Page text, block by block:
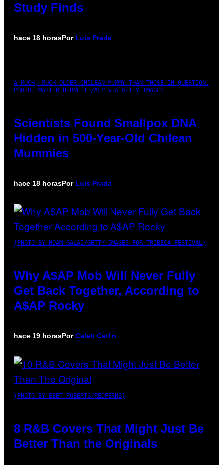
Study Finds
hace 18 horasPor Luis Prada
A MUCH, MUCH OLDER CHILEAN MUMMY THAN THOSE IN QUESTION.
PHOTO: MARTIN BERNETTI/AFP VIA GETTY IMAGES
Scientists Found Smallpox DNA
Hidden in 500-Year-Old Chilean
Mummies
hace 18 horasPor Luis Prada
(PHOTO BY NOAM GALAI/GETTY IMAGES FOR TRIBECA FESTIVAL)
Why A$AP Mob Will Never Fully
Get Back Together, According to
A$AP Rocky
hace 19 horasPorCaleb Catlin
(PHOTO BY EBET ROBERTS/REDFERNS)
8 R&B Covers That Might Just Be
Better Than the Originals